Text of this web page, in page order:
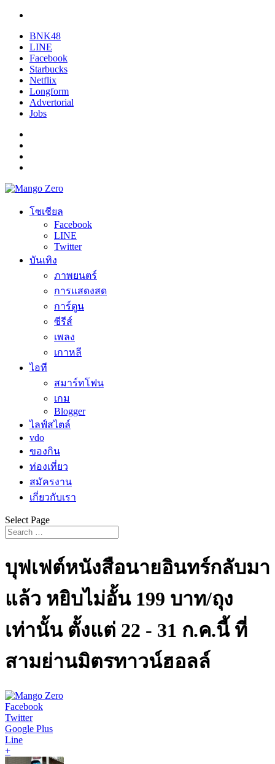
BNK48
LINE
Facebook
Starbucks
Netflix
Longform
Advertorial
Jobs
โซเชียล
Facebook
LINE
Twitter
บันเทิง
ภาพยนตร์
การแสดงสด
การ์ตูน
ซีรีส์
เพลง
เกาหลี
ไอที
สมาร์ทโฟน
เกม
Blogger
ไลฟ์สไตล์
vdo
ของกิน
ท่องเที่ยว
สมัครงาน
เกี่ยวกับเรา
Select Page
บุฟเฟต์หนังสือนายอินทร์กลับมา
แล้ว หยิบไม่อั้น 199 บาท/ถุง
เท่านั้น ตั้งแต่ 22 - 31 ก.ค.นี้ ที่
สามย่านมิตรทาวน์ฮอลล์
Facebook
Twitter
Google Plus
Line
+